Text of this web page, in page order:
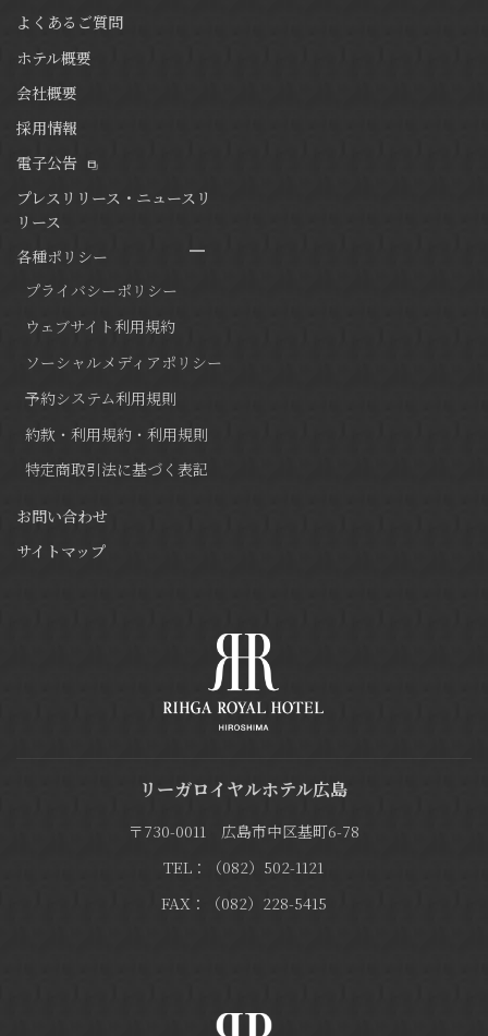
よくあるご質問
ホテル概要
会社概要
採用情報
電子公告
プレスリリース・ニュースリ
リース
各種ポリシー
プライバシーポリシー
ウェブサイト利用規約
ソーシャルメディアポリシー
予約システム利用規則
約款・利用規約・利用規則
特定商取引法に基づく表記
お問い合わせ
サイトマップ
リーガロイヤルホテル広島
〒730-0011 広島市中区基町6-78
TEL：（082）502-1121
FAX：（082）228-5415